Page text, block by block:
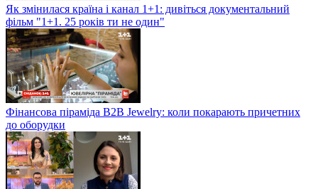
Як змінилася країна і канал 1+1: дивіться документальний
фільм "1+1. 25 років ти не один"
Фінансова піраміда B2B Jewelry: коли покарають причетних
до оборудки